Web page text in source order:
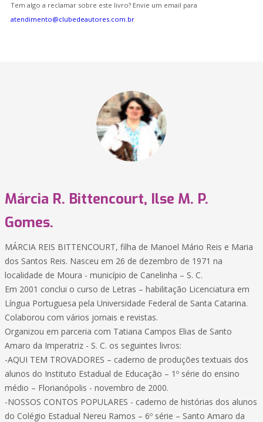
Tem algo a reclamar sobre este livro? Envie um email para
atendimento@clubedeautores.com.br
Márcia R. Bittencourt, Ilse M. P.
Gomes.
MÁRCIA REIS BITTENCOURT, filha de Manoel Mário Reis e Maria
dos Santos Reis. Nasceu em 26 de dezembro de 1971 na
localidade de Moura - município de Canelinha – S. C.
Em 2001 conclui o curso de Letras – habilitação Licenciatura em
Língua Portuguesa pela Universidade Federal de Santa Catarina.
Colaborou com vários jornais e revistas.
Organizou em parceria com Tatiana Campos Elias de Santo
Amaro da Imperatriz - S. C. os seguintes livros:
-AQUI TEM TROVADORES – caderno de produções textuais dos
alunos do Instituto Estadual de Educação – 1º série do ensino
médio – Florianópolis - novembro de 2000.
-NOSSOS CONTOS POPULARES - caderno de histórias dos alunos
do Colégio Estadual Nereu Ramos – 6º série – Santo Amaro da